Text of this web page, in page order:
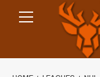
Menu